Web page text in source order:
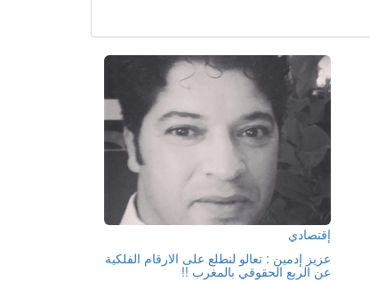
إقتصادي
عزيز إدمين : تعالو لنطلع على الارقام الفلكية
عن الربع الحقوقي بالمغرب !!